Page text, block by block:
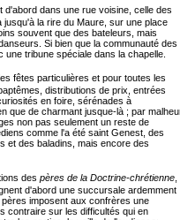
dans une rue voisine, celle des
la rire du Maure, sur une place
souvent que des bateleurs, mais
Si bien que la communauté des
tribune spéciale dans la chapelle.
fêtes particulières et pour toutes les
distributions de prix, entrées
en foire, sérénades à
que de charmant jusque-là ; par
non pas seulement un reste de
comme l'a été saint Genest, des
et des baladins, mais encore des
des pères de la Doctrine-chrétienne,
d'abord une succursale ardemment
imposent aux confrères une
contraire sur les difficultés qui en